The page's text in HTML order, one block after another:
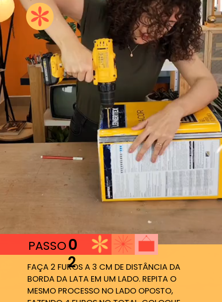
0
2
FAÇA 2 FUROS A 3 CM DE DISTÂNCIA DA
BORDA DA LATA EM UM LADO. REPITA O
MESMO PROCESSO NO LADO OPOSTO,
PASSO